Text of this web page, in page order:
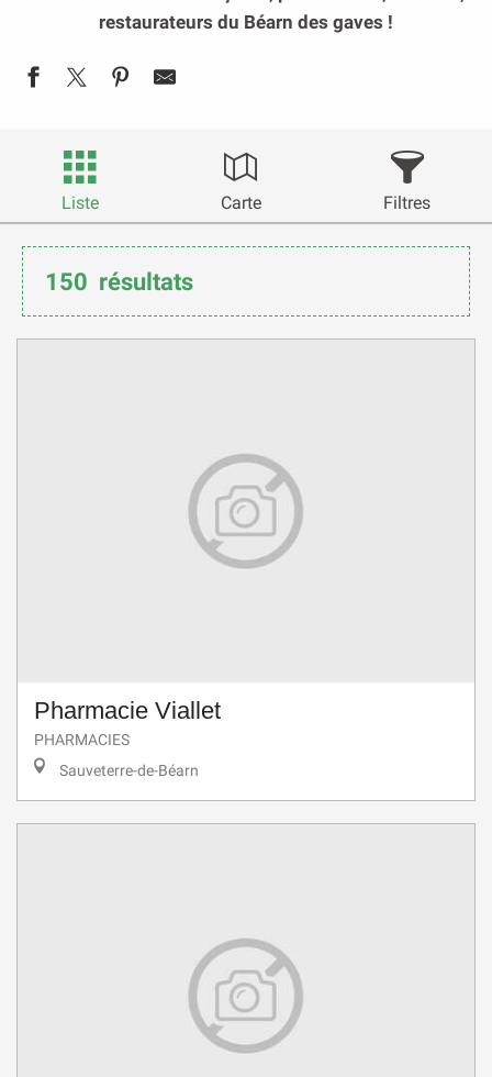
restaurateurs du Béarn des gaves !
Liste Carte Filtres
150 résultats
Pharmacie Viallet
PHARMACIES
Sauveterre-de-Béarn